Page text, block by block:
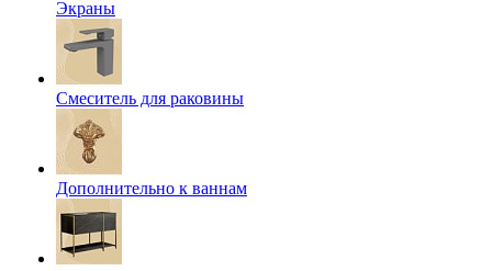
Экраны
Смеситель для раковины
Дополнительно к ваннам